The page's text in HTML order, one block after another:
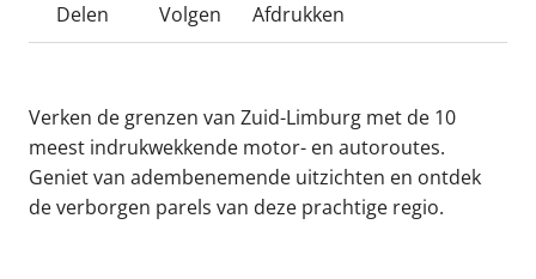
Delen Volgen Afdrukken
Verken de grenzen van Zuid-Limburg met de 10
meest indrukwekkende motor- en autoroutes.
Geniet van adembenemende uitzichten en ontdek
de verborgen parels van deze prachtige regio.